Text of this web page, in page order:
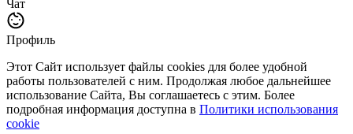
Чат
Профиль
Этот Сайт использует файлы cookies для более удобной
работы пользователей с ним. Продолжая любое дальнейшее
использование Сайта, Вы соглашаетесь с этим. Более
подробная информация доступна в Политики использования
cookie